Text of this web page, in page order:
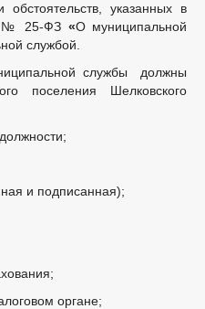
обстоятельств, указанных в
№ 25-ФЗ «О муниципальной
службой.
службы должны
поселения Шелковского
и подписанная);
органе;